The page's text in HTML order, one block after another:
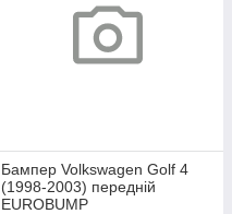
Бампер Volkswagen Golf 4
(1998-2003) передній
EUROBUMP